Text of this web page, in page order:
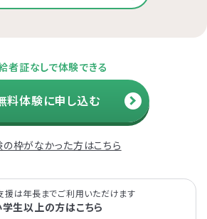
者証なしで体験できる
料体験に申し込む
枠がなかった方はこちら
援は年長までご利用いただけます
生以上の方はこちら